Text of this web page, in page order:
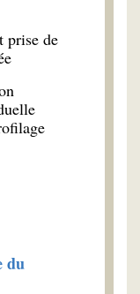
prise de
du